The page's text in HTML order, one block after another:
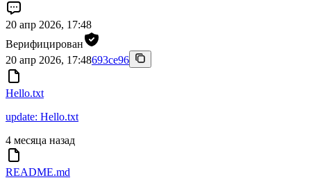
20 апр 2026, 17:48
Верифицирован
20 апр 2026, 17:48693ce96
Hello.txt
update: Hello.txt
4 месяца назад
README.md